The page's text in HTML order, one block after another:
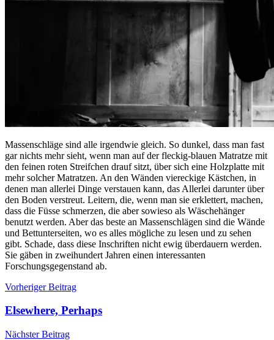
Massenschläge sind alle irgendwie gleich. So dunkel, dass man fast
gar nichts mehr sieht, wenn man auf der fleckig-blauen Matratze mit
den feinen roten Streifchen drauf sitzt, über sich eine Holzplatte mit
mehr solcher Matratzen. An den Wänden viereckige Kästchen, in
denen man allerlei Dinge verstauen kann, das Allerlei darunter über
den Boden verstreut. Leitern, die, wenn man sie erklettert, machen,
dass die Füsse schmerzen, die aber sowieso als Wäschehänger
benutzt werden. Aber das beste an Massenschlägen sind die Wände
und Bettunterseiten, wo es alles mögliche zu lesen und zu sehen
gibt. Schade, dass diese Inschriften nicht ewig überdauern werden.
Sie gäben in zweihundert Jahren einen interessanten
Forschungsgegenstand ab.
Beitragsnavigation
Vorheriger Beitrag
Elsewhere, Perhaps
Nächster Beitrag